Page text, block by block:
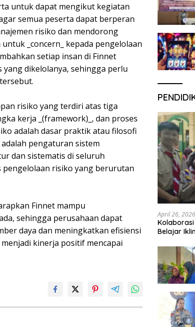
untuk dapat mengikut kegiatan
semua peserta dapat berperan
risiko dan mendorong
_concern_ kepada pengelolaan
setiap insan di Finnet
dikelolanya, sehingga perlu
risiko yang terdiri atas tiga
kerja _(framework)_, dan proses
adalah dasar praktik atau filosofi
pengaturan sistem
dan sistematis di seluruh
pengelolaan risiko yang berurutan
Finnet mampu
sehingga perusahaan dapat
daya dan meningkatkan efisiensi
kinerja positif mencapai
April 26, 2026
Kolaborasi
Belajar